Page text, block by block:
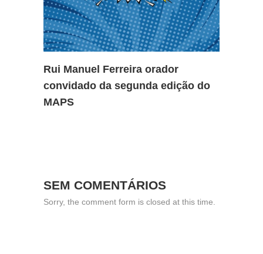
Rui Manuel Ferreira orador
convidado da segunda edição do
MAPS
SEM COMENTÁRIOS
Sorry, the comment form is closed at this time.